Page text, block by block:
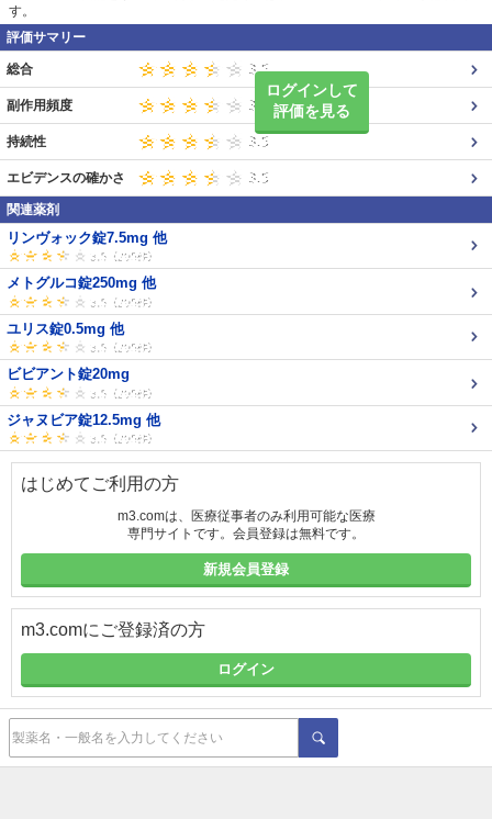
す。
評価サマリー
ログインして
評価を見る
総合
副作用頻度
持続性
エビデンスの確かさ
関連薬剤
リンヴォック錠7.5mg 他
メトグルコ錠250mg 他
ユリス錠0.5mg 他
ビビアント錠20mg
ジャヌビア錠12.5mg 他
はじめてご利用の方
m3.comは、医療従事者のみ利用可能な医療
専門サイトです。会員登録は無料です。
新規会員登録
m3.comにご登録済の方
ログイン